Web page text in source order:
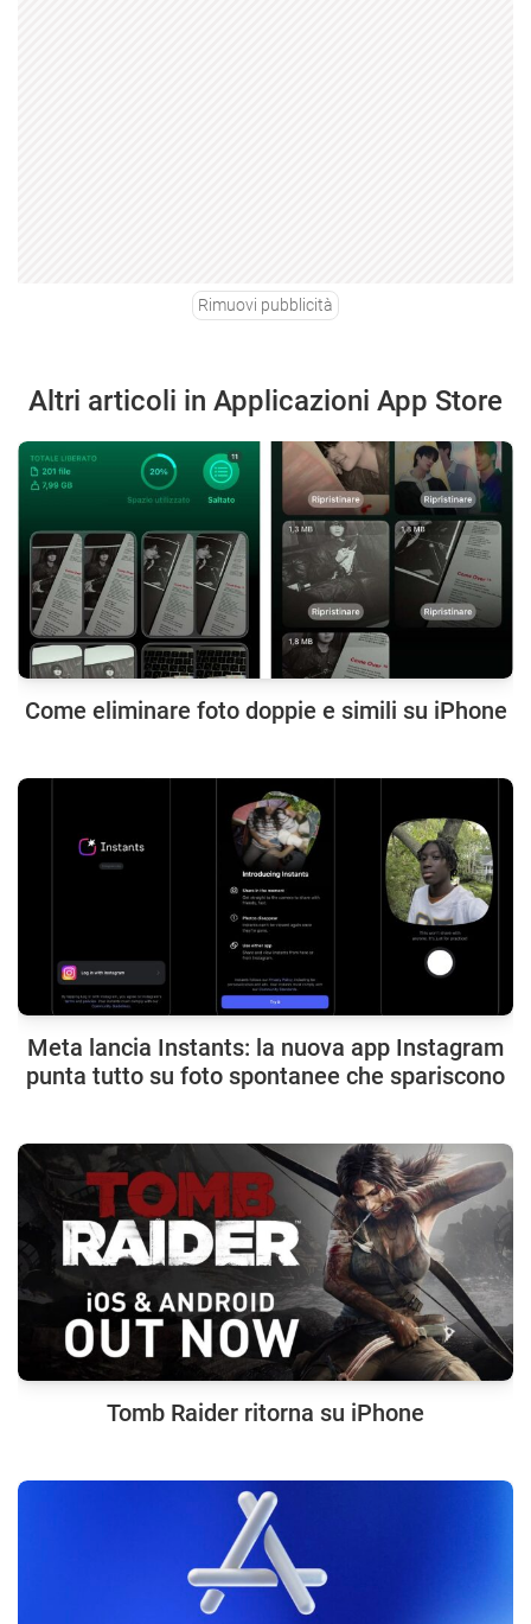
Rimuovi pubblicità
Altri articoli in Applicazioni App Store
Come eliminare foto doppie e simili su iPhone
Meta lancia Instants: la nuova app Instagram
punta tutto su foto spontanee che spariscono
Tomb Raider ritorna su iPhone